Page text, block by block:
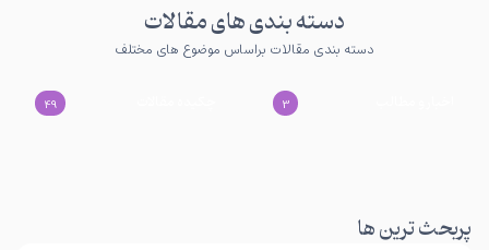
دسته بندی های مقالات
دسته بندی مقالات براساس موضوع های مختلف
3
49
پربحث ترین ها